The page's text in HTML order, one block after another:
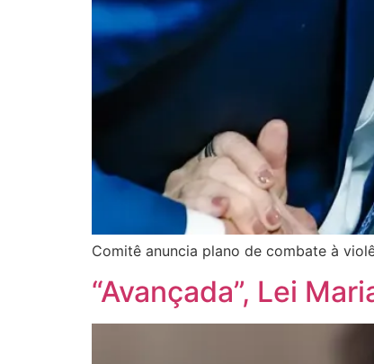
Comitê anuncia plano de combate à
“Avançada”, Lei